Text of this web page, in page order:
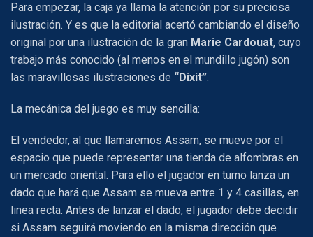
Para empezar, la caja ya llama la atención por su preciosa
ilustración. Y es que la editorial acertó cambiando el diseño
original por una ilustración de la gran Marie Cardouat, cuyo
trabajo más conocido (al menos en el mundillo jugón) son
las maravillosas ilustraciones de “Dixit”.
La mecánica del juego es muy sencilla:
El vendedor, al que llamaremos Assam, se mueve por el
espacio que puede representar una tienda de alfombras en
un mercado oriental. Para ello el jugador en turno lanza un
dado que hará que Assam se mueva entre 1 y 4 casillas, en
linea recta. Antes de lanzar el dado, el jugador debe decidir
si Assam seguirá moviendo en la misma dirección que